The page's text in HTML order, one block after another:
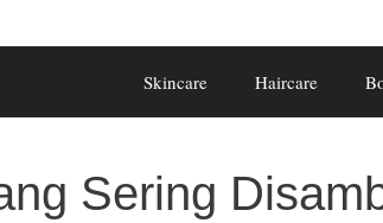
Skincare Haircare
Sering